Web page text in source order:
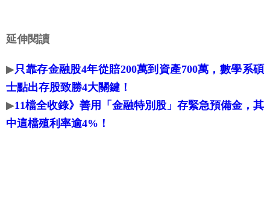
延伸閱讀
▶只靠存金融股4年從賠200萬到資產700萬，數學系碩
士點出存股致勝4大關鍵！
▶11檔全收錄》善用「金融特別股」存緊急預備金，其
中這檔殖利率逾4%！